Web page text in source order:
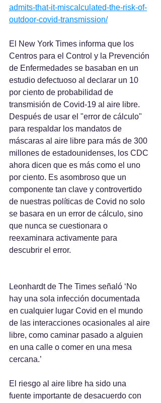
admits-that-it-miscalculated-the-risk-of-
outdoor-covid-transmission/
El New York Times informa que los
Centros para el Control y la Prevención
de Enfermedades se basaban en un
estudio defectuoso al declarar un 10
por ciento de probabilidad de
transmisión de Covid-19 al aire libre.
Después de usar el "error de cálculo"
para respaldar los mandatos de
máscaras al aire libre para más de 300
millones de estadounidenses, los CDC
ahora dicen que es más como el uno
por ciento. Es asombroso que un
componente tan clave y controvertido
de nuestras políticas de Covid no solo
se basara en un error de cálculo, sino
que nunca se cuestionara o
reexaminara activamente para
descubrir el error.
Leonhardt de The Times señaló ‘No
hay una sola infección documentada
en cualquier lugar Covid en el mundo
de las interacciones ocasionales al aire
libre, como caminar pasado a alguien
en una calle o comer en una mesa
cercana.’
El riesgo al aire libre ha sido una
fuente importante de desacuerdo con